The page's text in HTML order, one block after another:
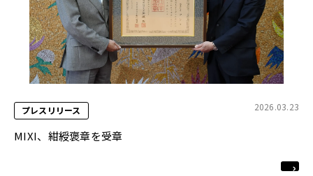
プレスリリース 2026.03.23
MIXI、紺綬褒章を受章